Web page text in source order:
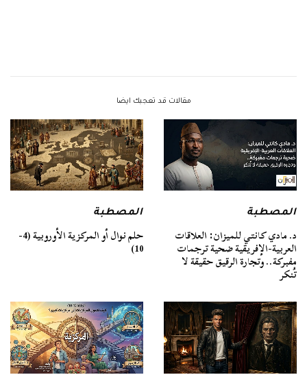
مقالات قد تعجبك ايضا
المصطبة
د. مادي كانتي للميزان: العلاقات
العربية-الإفريقية ضحية ترجمات
مفبركة.. وتجارة الرقيق حقيقة لا
تُنكر
المصطبة
حلم نوال أو المركزية الأوروبية (4-
10)